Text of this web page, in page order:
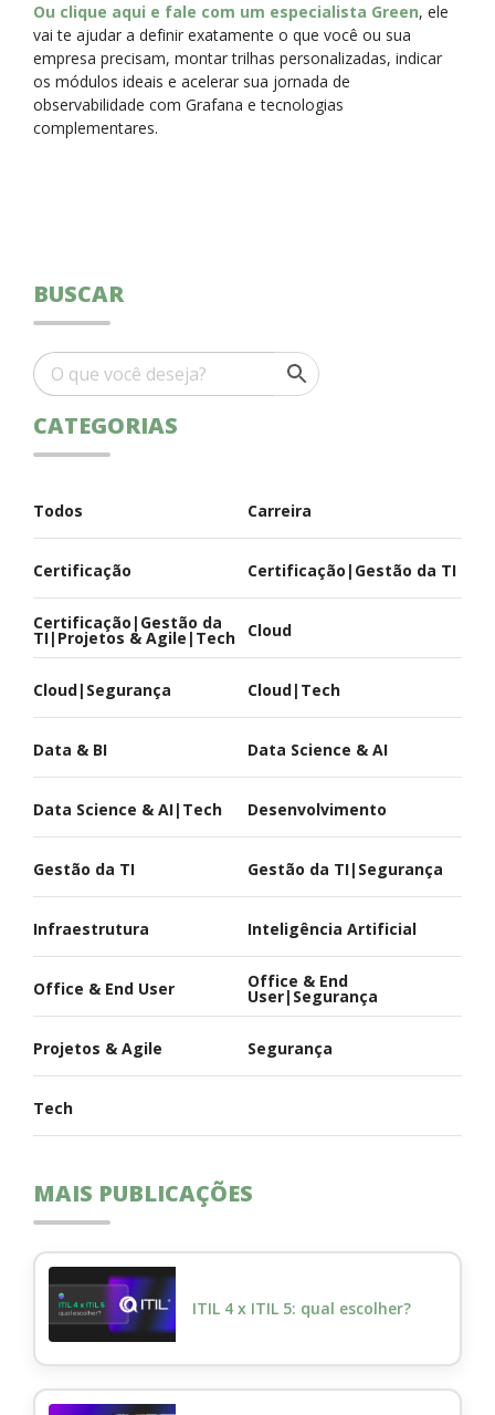
Ou clique aqui e fale com um especialista Green, ele
vai te ajudar a definir exatamente o que você ou sua
empresa precisam, montar trilhas personalizadas, indicar
os módulos ideais e acelerar sua jornada de
observabilidade com Grafana e tecnologias
complementares.
BUSCAR
CATEGORIAS
Todos Carreira
Certificação Certificação|Gestão da TI
Certificação|Gestão da
TI|Projetos & Agile|Tech Cloud
Cloud|Segurança Cloud|Tech
Data & BI Data Science & AI
Data Science & AI|Tech Desenvolvimento
Gestão da TI Gestão da TI|Segurança
Infraestrutura Inteligência Artificial
Office & End User Office & End
User|Segurança
Projetos & Agile Segurança
Tech
MAIS PUBLICAÇÕES
ITIL 4 x ITIL 5: qual escolher?